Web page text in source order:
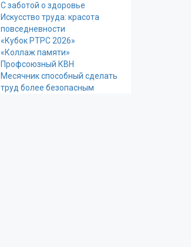
С заботой о здоровье
Искусство труда: красота
повседневности
«Кубок РТРС 2026»
«Коллаж памяти»
Профсоюзный КВН
Месячник способный сделать
труд более безопасным